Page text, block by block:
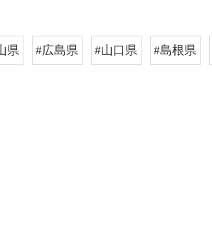
県 #広島県 #山口県 #島根県